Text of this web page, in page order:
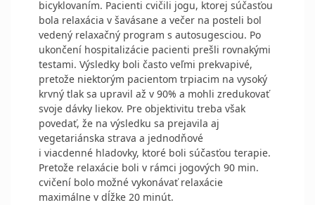
bicyklovaním. Pacienti cvičili jogu, ktorej súčasťou
bola relaxácia v šavásane a večer na posteli bol
vedený relaxačný program s autosugesciou. Po
ukončení hospitalizácie pacienti prešli rovnakými
testami. Výsledky boli často veľmi prekvapivé,
pretože niektorým pacientom trpiacim na vysoký
krvný tlak sa upravil až v 90% a mohli zredukovať
svoje dávky liekov. Pre objektivitu treba však
povedať, že na výsledku sa prejavila aj
vegetariánska strava a jednodňové
i viacdenné hladovky, ktoré boli súčasťou terapie.
Pretože relaxácie boli v rámci jogových 90 min.
cvičení bolo možné vykonávať relaxácie
maximálne v dĺžke 20 minút.